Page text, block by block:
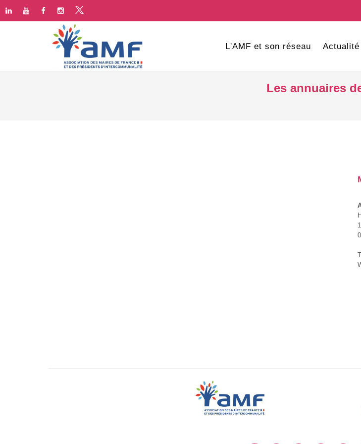
L'AMF et son réseau Actualité
Les annuaires